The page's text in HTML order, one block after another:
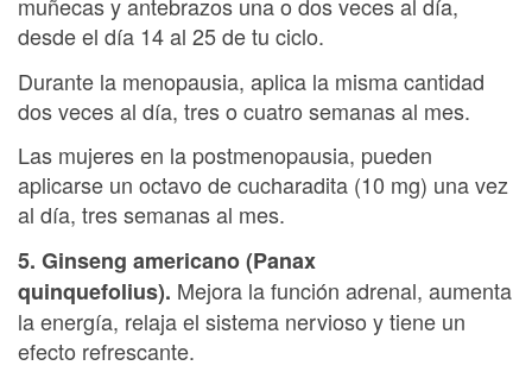
desde el día 14 al 25 de tu ciclo.
Durante la menopausia, aplica la misma cantidad
dos veces al día, tres o cuatro semanas al mes.
Las mujeres en la postmenopausia, pueden
aplicarse un octavo de cucharadita (10 mg) una vez
al día, tres semanas al mes.
5. Ginseng americano (Panax
quinquefolius). Mejora la función adrenal, aumenta
la energía, relaja el sistema nervioso y tiene un
efecto refrescante.